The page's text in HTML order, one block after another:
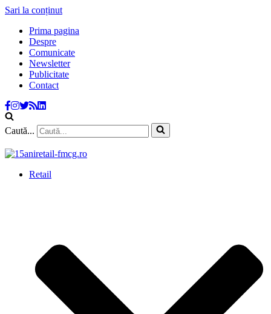
Sari la conținut
Prima pagina
Despre
Comunicate
Newsletter
Publicitate
Contact
Caută...
Retail